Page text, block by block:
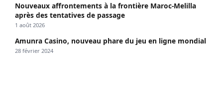
Nouveaux affrontements à la frontière Maroc-Melilla
après des tentatives de passage
1 août 2026
Amunra Casino, nouveau phare du jeu en ligne mondial
28 février 2024